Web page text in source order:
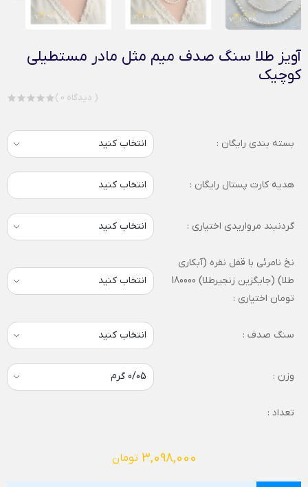
آویز طلا سنگ صدف میم مثل مادر مستطیلی
کوچیک
( 0 دیدگاه )
بسته بندی رایگان :
هدیه کارت پستال رایگان : انتخاب کنید
گردنبند مرواریدی اختیاری :
نخ نامرئی با قفل نقره (آبکاری
طلا) (جایگزین زنجیرطلا) 180000
تومان اختیاری :
سنگ صدف :
وزن :
تعداد :
3,098,000 تومان